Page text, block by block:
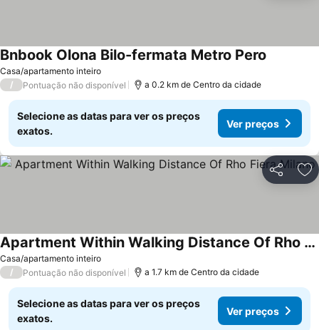
Casa/apartamento inteiro
Bnbook Olona Bilo-fermata Metro Pero
/ Pontuação não disponível a 0.2 km de Centro da cidade
Selecione as datas para ver os preços
exatos.
Ver preços
Partilhar
Casa/apartamento inteiro
Apartment Within Walking Distance Of Rho Fiera Milano
/ Pontuação não disponível a 1.7 km de Centro da cidade
Selecione as datas para ver os preços
exatos.
Ver preços